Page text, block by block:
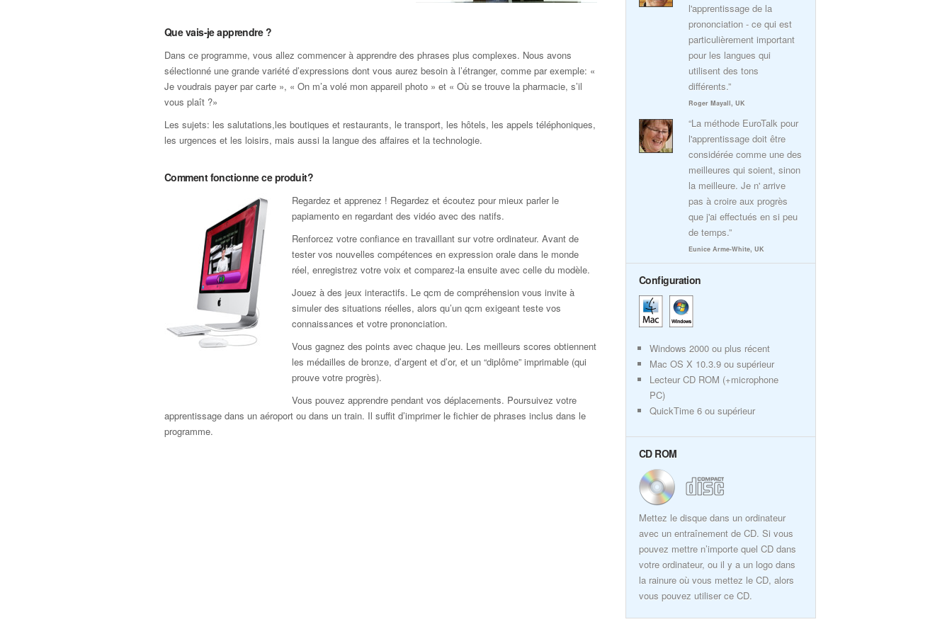
Que vais-je apprendre ?
Dans ce programme, vous allez commencer à apprendre des phrases plus complexes. Nous avons
sélectionné une grande variété d’expressions dont vous aurez besoin à l’étranger, comme par exemple: «
Je voudrais payer par carte », « On m’a volé mon appareil photo » et « Où se trouve la pharmacie, s’il
vous plaît ?»
Les sujets: les salutations,les boutiques et restaurants, le transport, les hôtels, les appels téléphoniques,
les urgences et les loisirs, mais aussi la langue des affaires et la technologie.
Comment fonctionne ce produit?
Regardez et apprenez ! Regardez et écoutez pour mieux parler le
papiamento en regardant des vidéo avec des natifs.
Renforcez votre confiance en travaillant sur votre ordinateur. Avant de
tester vos nouvelles compétences en expression orale dans le monde
réel, enregistrez votre voix et comparez-la ensuite avec celle du modèle.
Jouez à des jeux interactifs. Le qcm de compréhension vous invite à
simuler des situations réelles, alors qu’un qcm exigeant teste vos
connaissances et votre prononciation.
Vous gagnez des points avec chaque jeu. Les meilleurs scores obtiennent
les médailles de bronze, d’argent et d’or, et un “diplôme” imprimable (qui
prouve votre progrès).
Vous pouvez apprendre pendant vos déplacements. Poursuivez votre
apprentissage dans un aéroport ou dans un train. Il suffit d’imprimer le fichier de phrases inclus dans le
programme.
l'apprentissage de la
prononciation - ce qui est
particulièrement important
pour les langues qui
utilisent des tons
différents.”
Roger Mayall, UK
“La méthode EuroTalk pour
l'apprentissage doit être
considérée comme une des
meilleures qui soient, sinon
la meilleure. Je n' arrive
pas à croire aux progrès
que j'ai effectués en si peu
de temps.”
Eunice Arme-White, UK
Configuration
Windows 2000 ou plus récent
Mac OS X 10.3.9 ou supérieur
Lecteur CD ROM (+microphone
PC)
QuickTime 6 ou supérieur
CD ROM
Mettez le disque dans un ordinateur
avec un entraînement de CD. Si vous
pouvez mettre n’importe quel CD dans
votre ordinateur, ou il y a un logo dans
la rainure où vous mettez le CD, alors
vous pouvez utiliser ce CD.